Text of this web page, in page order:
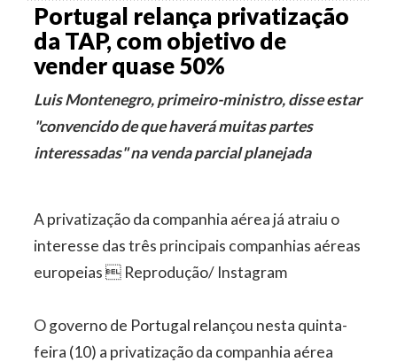
Portugal relança privatização
da TAP, com objetivo de
vender quase 50%
Luis Montenegro, primeiro-ministro, disse estar
"convencido de que haverá muitas partes
interessadas" na venda parcial planejada
A privatização da companhia aérea já atraiu o
interesse das três principais companhias aéreas
europeias  Reprodução/ Instagram
O governo de Portugal relançou nesta quinta-
feira (10) a privatização da companhia aérea